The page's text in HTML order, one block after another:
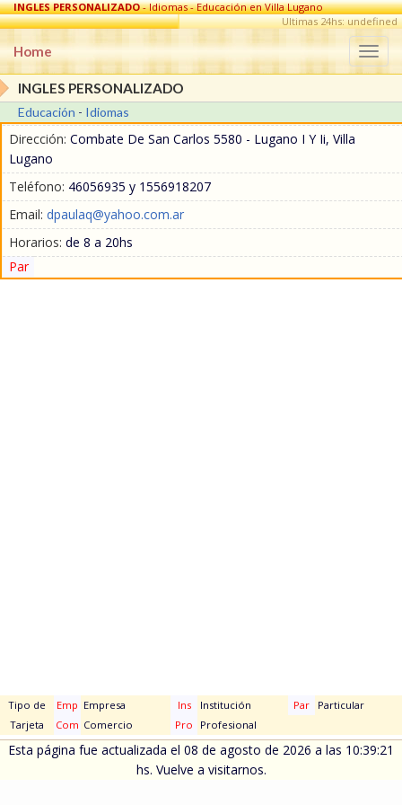
INGLES PERSONALIZADO- Idiomas - Educación en Villa Lugano
Ultimas 24hs: undefined
Home
INGLES PERSONALIZADO
Educación - Idiomas
Dirección: Combate De San Carlos 5580 - Lugano I Y Ii, Villa
Lugano
Teléfono: 46056935 y 1556918207
Email: dpaulaq@yahoo.com.ar
Horarios: de 8 a 20hs
Par
Tipo de
Tarjeta
Emp Empresa Ins Institución Par
Particular
Com Comercio Pro Profesional
Esta página fue actualizada el 08 de agosto de 2026 a las 10:39:21
hs. Vuelve a visitarnos.